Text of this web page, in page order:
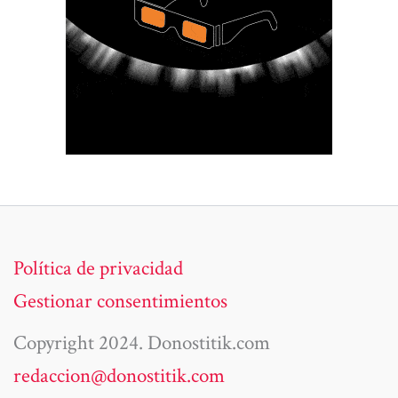
Política de privacidad
Gestionar consentimientos
Copyright 2024. Donostitik.com
redaccion@donostitik.com